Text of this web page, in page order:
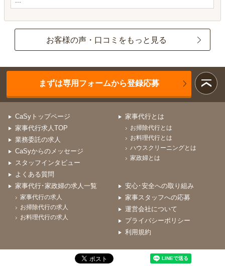
お客様の声・口コミをもっと見る
まずは専用フォームから登録応募
CaSyトップページ
家事代行求人TOP
業務委託の求人
CaSyからのメッセージ
スタッフインタビュー
よくある質問
家事代行とは
お掃除代行とは
お料理代行とは
ハウスクリーニングとは
家政婦とは
家事代行･家政婦の求人一覧
家事代行の求人
お掃除代行の求人
お料理代行の求人
安心･安全への取り組み
家事スタッフへの応募
運営会社について
プライバシーポリシー
利用規約